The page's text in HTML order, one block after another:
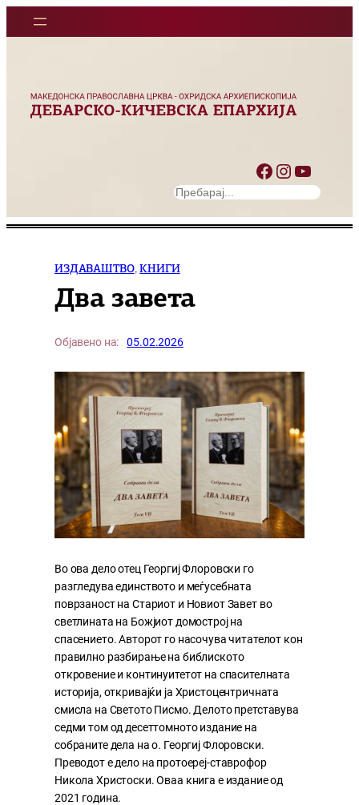
Facebook Instagram YouTube
S
a
c
ИЗДАВАШТВО, КНИГИ
Два завета
Објавено на: 05.02.2026
Во ова дело отец Георгиј Флоровски го
разгледува единството и меѓусебната
поврзаност на Стариот и Новиот Завет во
светлината на Божјиот домострој на
спасението. Авторот го насочува читателот кон
правилно разбирање на библиското
откровение и континуитетот на спасителната
историја, откривајќи ја Христоцентричната
смисла на Светото Писмо. Делото претставува
седми том од десеттомното издание на
собраните дела на о. Георгиј Флоровски.
Преводот е дело на протоереј-ставрофор
Никола Христоски. Оваа книга е издание од
2021 година.